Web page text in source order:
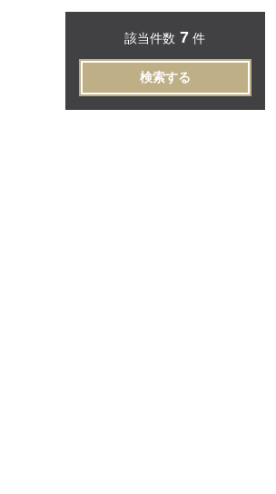
該当件数 7 件
検索する